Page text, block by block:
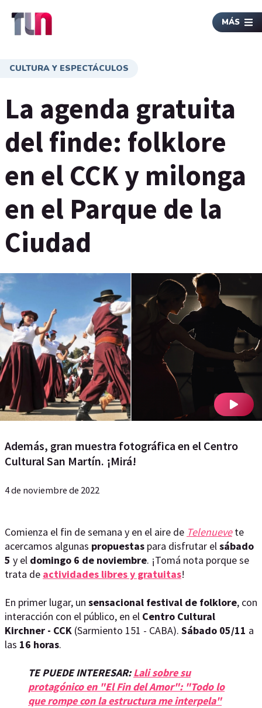
MÁS
CULTURA Y ESPECTÁCULOS
La agenda gratuita
del finde: folklore
en el CCK y milonga
en el Parque de la
Ciudad
Además, gran muestra fotográfica en el Centro
Cultural San Martín. ¡Mirá!
4 de noviembre de 2022
Comienza el fin de semana y en el aire de Telenueve te
acercamos algunas propuestas para disfrutar elsábado
5 y el domingo 6 de noviembre. ¡Tomá nota porque se
trata de actividades libres y gratuitas!
En primer lugar, un sensacional festival de folklore, con
interacción con el público, en el Centro Cultural
Kirchner - CCK (Sarmiento 151 - CABA). Sábado 05/11 a
las 16 horas.
TE PUEDE INTERESAR:Lali sobre su
protagónico en "El Fin del Amor": "Todo lo
que rompe con la estructura me interpela"